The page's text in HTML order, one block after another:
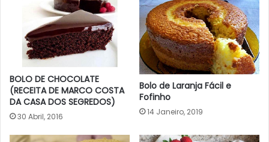
BOLO DE CHOCOLATE
(RECEITA DE MARCO COSTA
DA CASA DOS SEGREDOS)
30 Abril, 2016
Bolo de Laranja Fácil e
Fofinho
14 Janeiro, 2019